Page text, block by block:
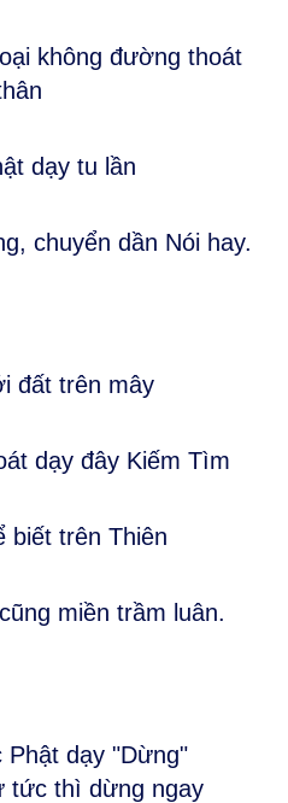
không đường thoát
dạy tu lần
chuyển dần Nói hay.
đất trên mây
dạy đây Kiếm Tìm
biết trên Thiên
miền trầm luân.
dạy "Dừng"
tức thì dừng ngay